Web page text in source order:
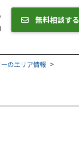
無料相談する
のエリア情報